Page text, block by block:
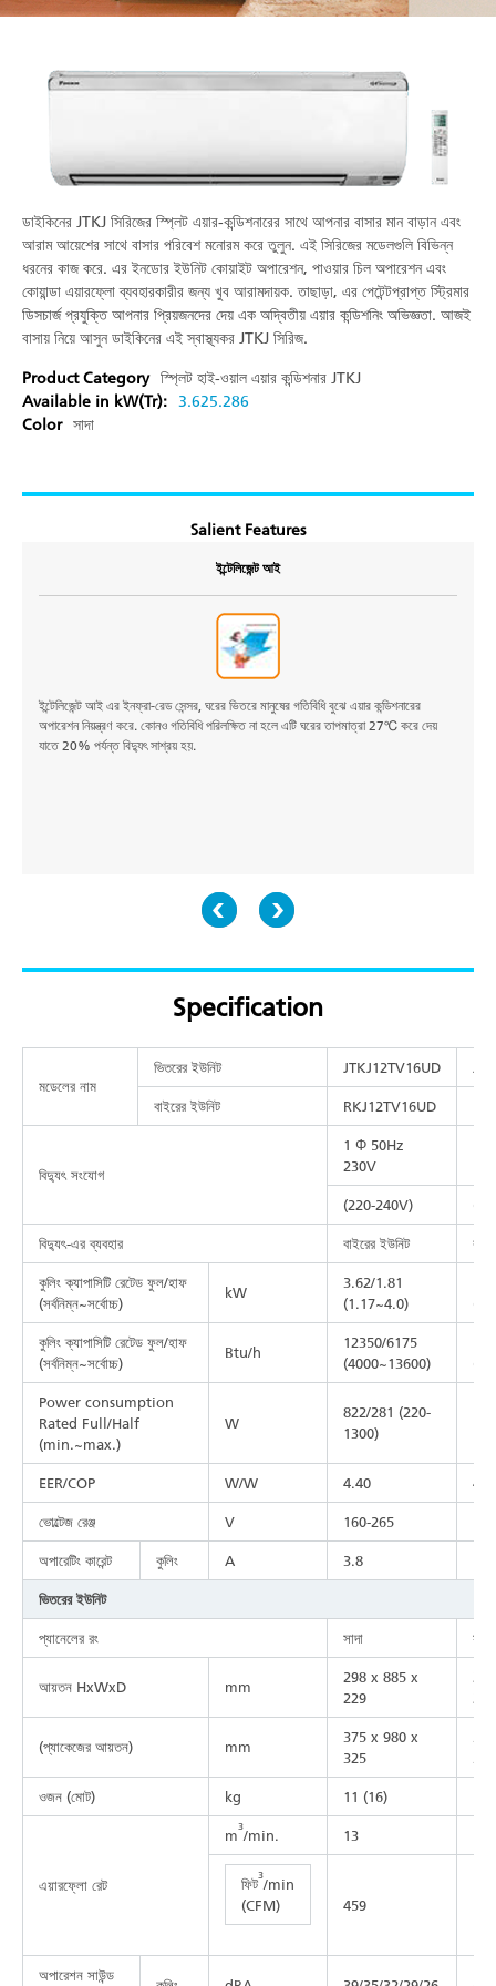
ডাইকিনের JTKJ সিরিজের স্প্লিট এয়ার-কন্ডিশনারের সাথে আপনার বাসার মান বাড়ান এবং
আরাম আয়েশের সাথে বাসার পরিবেশ মনোরম করে তুলুন. এই সিরিজের মডেলগুলি বিভিন্ন
ধরনের কাজ করে. এর ইনডোর ইউনিট কোয়াইট অপারেশন, পাওয়ার চিল অপারেশন এবং
কোয়ান্ডা এয়ারফ্লো ব্যবহারকারীর জন্য খুব আরামদায়ক. তাছাড়া, এর পেটেন্টপ্রাপ্ত স্ট্রিমার
ডিসচার্জ প্রযুক্তি আপনার প্রিয়জনদের দেয় এক অদ্বিতীয় এয়ার কন্ডিশনিং অভিজ্ঞতা. আজই
বাসায় নিয়ে আসুন ডাইকিনের এই স্বাস্থ্যকর JTKJ সিরিজ.
Product Category স্প্লিট হাই-ওয়াল এয়ার কন্ডিশনার JTKJ
Available in kW(Tr): 3.625.286
Color সাদা
Salient Features
ইন্টেলিজেন্ট আই
ইন্টেলিজেন্ট আই এর ইনফ্রা-রেড সেন্সর, ঘরের ভিতরে মানুষের গতিবিধি বুঝে এয়ার কন্ডিশনারের
অপারেশন নিয়ন্ত্রণ করে. কোনও গতিবিধি পরিলক্ষিত না হলে এটি ঘরের তাপমাত্রা 27℃ করে দেয়
যাতে 20% পর্যন্ত বিদ্যুৎ সাশ্রয় হয়.
Specification
মডেলের নাম
ভিতরের ইউনিট JTKJ12TV16UD
বাইরের ইউনিট RKJ12TV16UD
বিদ্যুৎ সংযোগ
1 Φ 50Hz
230V
(220-240V)
বিদ্যুৎ-এর ব্যবহার বাইরের ইউনিট
কুলিং ক্যাপাসিটি রেটেড ফুল/হাফ
(সর্বনিম্ন~সর্বোচ্চ)
kW
3.62/1.81
(1.17~4.0)
কুলিং ক্যাপাসিটি রেটেড ফুল/হাফ
(সর্বনিম্ন~সর্বোচ্চ)
Btu/h
12350/6175
(4000~13600)
Power consumption
Rated Full/Half
(min.~max.)
W
822/281 (220-
1300)
EER/COP W/W 4.40
ভোল্টেজ রেঞ্জ V 160-265
অপারেটিং কারেন্ট কুলিং A 3.8
ভিতরের ইউনিট
প্যানেলের রং সাদা সাদা
আয়তন HxWxD mm
298 x 885 x
229
229
(প্যাকেজের আয়তন) mm
375 x 980 x
325
ওজন (মোট) kg 11 (16)
এয়ারফ্লো রেট
m
3
/min. 13
ফিট
3
/min
(CFM)
459
অপারেশন সাউন্ড